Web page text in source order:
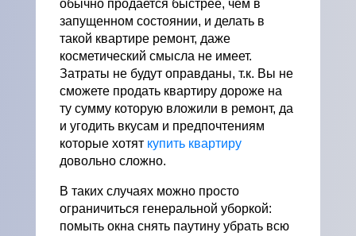
обычно продается быстрее, чем в
запущенном состоянии, и делать в
такой квартире ремонт, даже
косметический смысла не имеет.
Затраты не будут оправданы, т.к. Вы не
сможете продать квартиру дороже на
ту сумму которую вложили в ремонт, да
и угодить вкусам и предпочтениям
которые хотят купить квартиру
довольно сложно.
В таких случаях можно просто
ограничиться генеральной уборкой:
помыть окна снять паутину убрать всю